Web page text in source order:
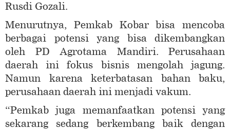
Rusdi Gozali.
Menurutnya, Pemkab Kobar bisa mencoba
berbagai potensi yang bisa dikembangkan
oleh PD Agrotama Mandiri. Perusahaan
daerah ini fokus bisnis mengolah jagung.
Namun karena keterbatasan bahan baku,
perusahaan daerah ini menjadi vakum.
“Pemkab juga memanfaatkan potensi yang
sekarang sedang berkembang baik dengan